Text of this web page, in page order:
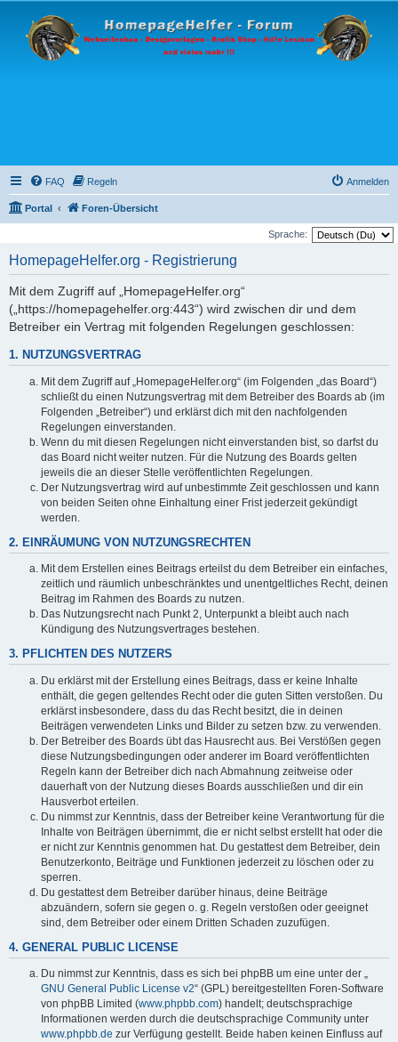
FAQ Regeln Anmelden
Portal Foren-Übersicht
Sprache:
HomepageHelfer.org - Registrierung
Mit dem Zugriff auf „HomepageHelfer.org“
(„https://homepagehelfer.org:443“) wird zwischen dir und dem
Betreiber ein Vertrag mit folgenden Regelungen geschlossen:
1. NUTZUNGSVERTRAG
Mit dem Zugriff auf „HomepageHelfer.org“ (im Folgenden „das Board“)
schließt du einen Nutzungsvertrag mit dem Betreiber des Boards ab (im
Folgenden „Betreiber“) und erklärst dich mit den nachfolgenden
Regelungen einverstanden.
Wenn du mit diesen Regelungen nicht einverstanden bist, so darfst du
das Board nicht weiter nutzen. Für die Nutzung des Boards gelten
jeweils die an dieser Stelle veröffentlichten Regelungen.
Der Nutzungsvertrag wird auf unbestimmte Zeit geschlossen und kann
von beiden Seiten ohne Einhaltung einer Frist jederzeit gekündigt
werden.
2. EINRÄUMUNG VON NUTZUNGSRECHTEN
Mit dem Erstellen eines Beitrags erteilst du dem Betreiber ein einfaches,
zeitlich und räumlich unbeschränktes und unentgeltliches Recht, deinen
Beitrag im Rahmen des Boards zu nutzen.
Das Nutzungsrecht nach Punkt 2, Unterpunkt a bleibt auch nach
Kündigung des Nutzungsvertrages bestehen.
3. PFLICHTEN DES NUTZERS
Du erklärst mit der Erstellung eines Beitrags, dass er keine Inhalte
enthält, die gegen geltendes Recht oder die guten Sitten verstoßen. Du
erklärst insbesondere, dass du das Recht besitzt, die in deinen
Beiträgen verwendeten Links und Bilder zu setzen bzw. zu verwenden.
Der Betreiber des Boards übt das Hausrecht aus. Bei Verstößen gegen
diese Nutzungsbedingungen oder anderer im Board veröffentlichten
Regeln kann der Betreiber dich nach Abmahnung zeitweise oder
dauerhaft von der Nutzung dieses Boards ausschließen und dir ein
Hausverbot erteilen.
Du nimmst zur Kenntnis, dass der Betreiber keine Verantwortung für die
Inhalte von Beiträgen übernimmt, die er nicht selbst erstellt hat oder die
er nicht zur Kenntnis genommen hat. Du gestattest dem Betreiber, dein
Benutzerkonto, Beiträge und Funktionen jederzeit zu löschen oder zu
sperren.
Du gestattest dem Betreiber darüber hinaus, deine Beiträge
abzuändern, sofern sie gegen o. g. Regeln verstoßen oder geeignet
sind, dem Betreiber oder einem Dritten Schaden zuzufügen.
4. GENERAL PUBLIC LICENSE
Du nimmst zur Kenntnis, dass es sich bei phpBB um eine unter der „
GNU General Public License v2“ (GPL) bereitgestellten Foren-Software
von phpBB Limited (www.phpbb.com) handelt; deutschsprachige
Informationen werden durch die deutschsprachige Community unter
www.phpbb.de zur Verfügung gestellt. Beide haben keinen Einfluss auf